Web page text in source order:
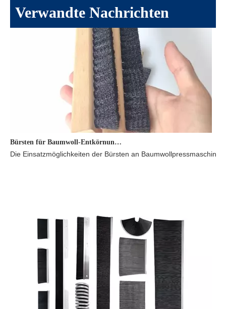
Verwandte Nachrichten